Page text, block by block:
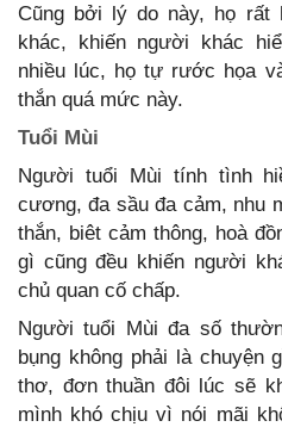
Cũng bởi lý do này, họ rất
khác, khiến người khác
nhiều lúc, họ tự rước họa
thắn quá mức này.
Tuổi Mùi
Người tuổi Mùi tính tình
cương, đa sầu đa cảm, nhu
thắn, biêt cảm thông, hoà
gì cũng đều khiến người
chủ quan cố chấp.
Người tuổi Mùi đa số
bụng không phải là chuyện
thơ, đơn thuần đôi lúc sẽ
mình khó chịu vì nói mãi